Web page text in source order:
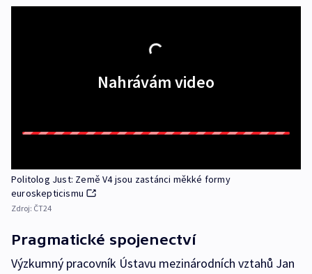
Nahrávám video
Politolog Just: Země V4 jsou zastánci měkké formy
euroskepticismu
Zdroj: ČT24
Pragmatické spojenectví
Výzkumný pracovník Ústavu mezinárodních vztahů Jan